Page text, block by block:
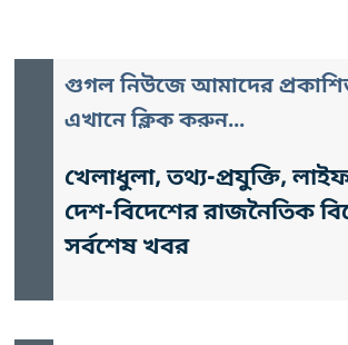
গুগল নিউজে আমাদের
এখানে ক্লিক করুন...
খেলাধুলা, তথ্য-প্রযুক্তি,
দেশ-বিদেশের রাজনৈতিক
সর্বশেষ খবর